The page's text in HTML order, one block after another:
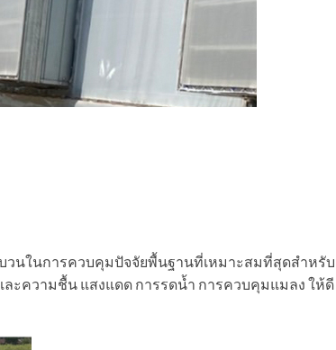
นในการควบคุมปัจจัยพื้นฐานที่เหมาะสมที่สุดสำหรับ
ความชื้น แสงแดด การรดน้ำ การควบคุมแมลง ให้ดี